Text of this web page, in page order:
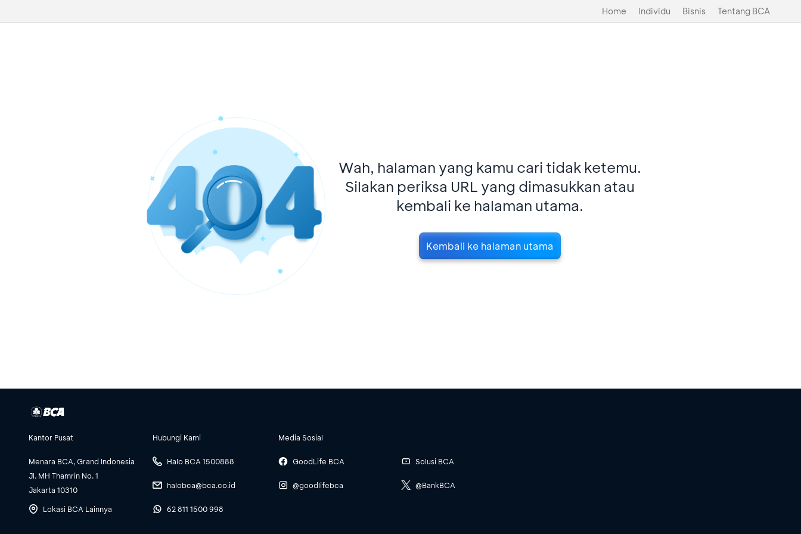
Home Individu Bisnis Tentang BCA
Wah, halaman yang kamu cari tidak ketemu.
Silakan periksa URL yang dimasukkan atau
kembali ke halaman utama.
Kembali ke halaman utama
Kantor Pusat
Menara BCA, Grand Indonesia
Jl. MH Thamrin No. 1
Jakarta 10310
Lokasi BCA Lainnya
Hubungi Kami
Halo BCA 1500888
halobca@bca.co.id
62 811 1500 998
Media Sosial
GoodLife BCA
@goodlifebca
Solusi BCA
@BankBCA